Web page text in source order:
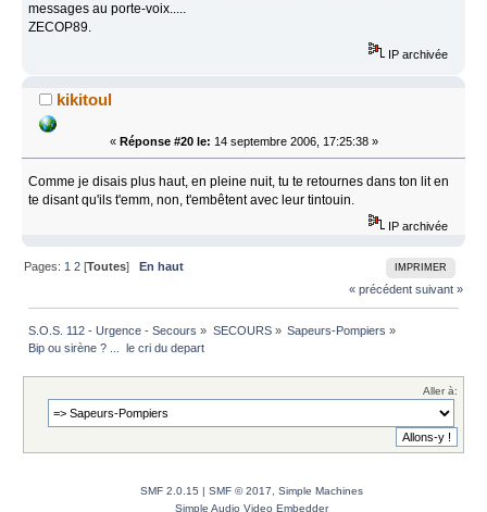
messages au porte-voix.....
ZECOP89.
IP archivée
kikitoul
« Réponse #20 le: 14 septembre 2006, 17:25:38 »
Comme je disais plus haut, en pleine nuit, tu te retournes dans ton lit en
te disant qu'ils t'emm, non, t'embêtent avec leur tintouin.
IP archivée
IMPRIMER
Pages: 1 2 [Toutes]En haut
« précédent suivant »
S.O.S. 112 - Urgence - Secours » SECOURS» Sapeurs-Pompiers »
Bip ou sirène ? ...  le cri du depart
Aller à:
SMF 2.0.15 | SMF © 2017
Simple Machines
Simple Audio Video Embedder